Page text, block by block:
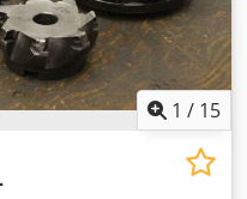
1 / 15